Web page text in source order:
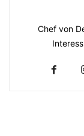
Chef von